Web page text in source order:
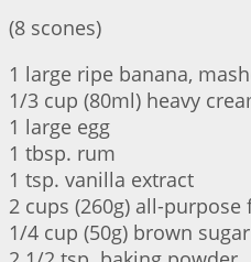
(8 scones)
1 large ripe banana,
1/3 cup (80ml) heavy
1 large egg
1 tbsp. rum
1 tsp. vanilla extract
2 cups (260g) all-purpose
1/4 cup (50g) brown sugar